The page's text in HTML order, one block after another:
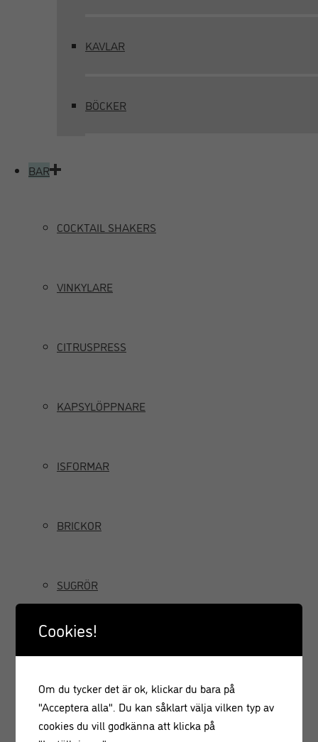
KAVLAR
BÖCKER
BAR
COCKTAIL SHAKERS
VINKYLARE
CITRUSPRESS
KAPSYLÖPPNARE
ISFORMAR
BRICKOR
SUGRÖR
GRÄDDSIFONER
Cookies!
Om du tycker det är ok, klickar du bara på
"Acceptera alla". Du kan såklart välja vilken typ av
cookies du vill godkänna att klicka på